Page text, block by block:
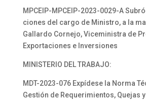
MPCEIP-MPCEIP-2023-0029-A
ciones del cargo de Ministro, a la
Gallardo Cornejo, Viceministra de
Exportaciones e Inversiones
MINISTERIO DEL TRABAJO:
MDT-2023-076 Expídese la Norma
Gestión de Requerimientos, Quejas